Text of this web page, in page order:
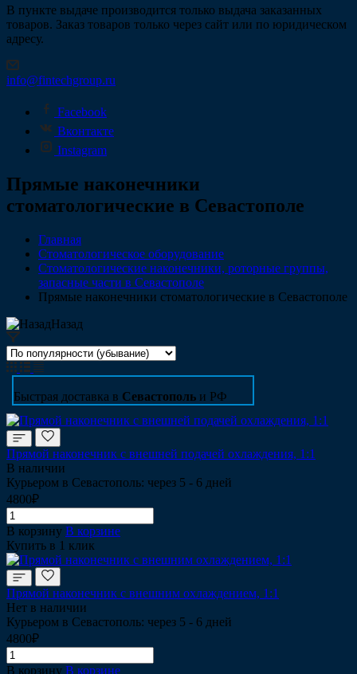
В пункте выдаче производится только выдача заказанных
товаров. Заказ товаров только через сайт или по юридическом
адресу.
info@fintechgroup.ru
Facebook
Вконтакте
Instagram
Прямые наконечники
стоматологические в Севастополе
Главная
Стоматологическое оборудование
Стоматологические наконечники, роторные группы,
запасные части в Севастополе
Прямые наконечники стоматологические в Севастополе
Назад
Быстрая доставка в Севастополь и РФ
Прямой наконечник с внешней подачей охлаждения, 1:1
В наличии
Курьером в Севастополь: через 5 - 6 дней
4800₽
В корзину В корзине
Купить в 1 клик
Прямой наконечник с внешним охлаждением, 1:1
Нет в наличии
Курьером в Севастополь: через 5 - 6 дней
4800₽
В корзину В корзине